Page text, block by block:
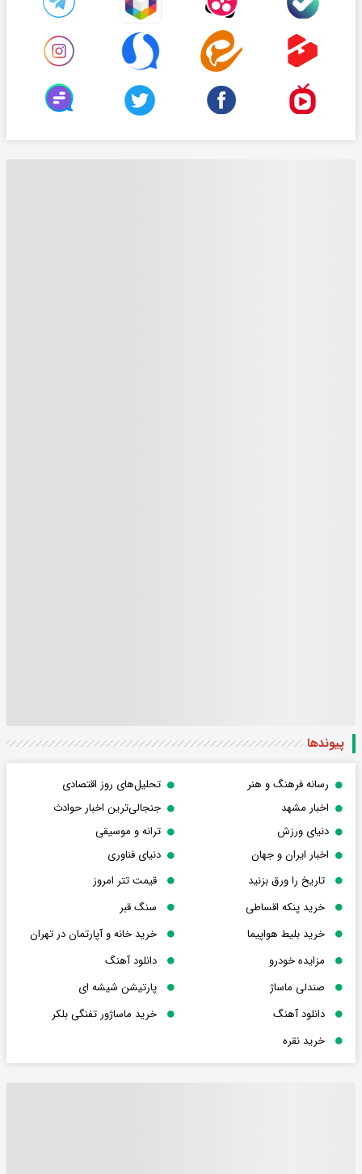
پیوندها
رسانه فرهنگ و هنر
تحلیل‌های روز اقتصادی
اخبار مشهد
جنجالی‌ترین اخبار حوادث
دنیای ورزش
ترانه و موسیقی
اخبار ایران و جهان
دنیای فناوری
تاریخ را ورق بزنید
قیمت تتر امروز
خرید پنکه اقساطی
سنگ قبر
خرید بلیط هواپیما
خرید خانه و آپارتمان در تهران
مزایده خودرو
دانلود آهنگ
صندلی ماساژ
پارتیشن شیشه ای
دانلود آهنگ
خرید ماساژور تفنگی بلکر
خرید نقره